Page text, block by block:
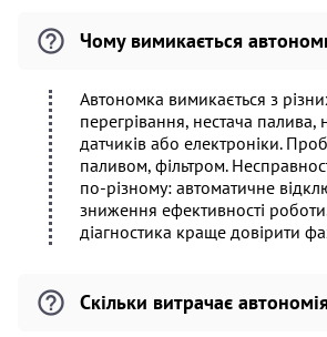
Чому вимикається
Автономка вимикається з
перегрівання, нестача палива,
датчиків або електроніки.
паливом, фільтром.
по-різному: автоматичне
зниження ефективності
діагностика краще довірити
Скільки витрачає